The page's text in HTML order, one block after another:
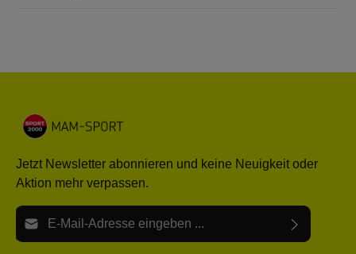
Jetzt Newsletter abonnieren und keine Neuigkeit oder
Aktion mehr verpassen.
E-Mail-Adresse*